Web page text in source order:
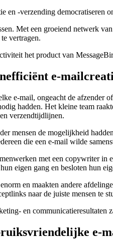
en -verzending democratiseren
Met een groeiend netwerk
vertragen.
het product van
e-
e-mail, ongeacht de afzender
hadden. Het kleine team
verzendtijdlijnen.
mensen de mogelijkheid
die een e-mail wilde
met een copywriter
eigen gang en besloten hun
en maakten andere
naar de juiste mensen te
en communicatieresultaten
e-